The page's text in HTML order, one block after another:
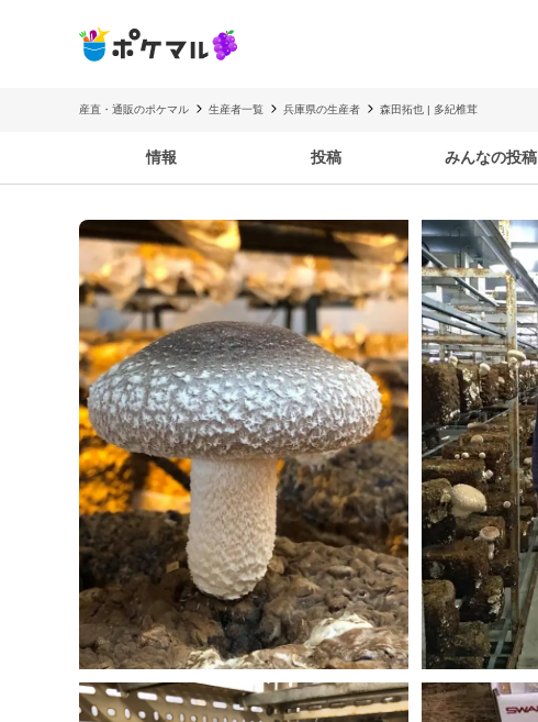
産直・通販のポケマル 生産者一覧 兵庫県の生産者 森田拓也 | 多紀椎茸
情報 投稿 みんなの投稿